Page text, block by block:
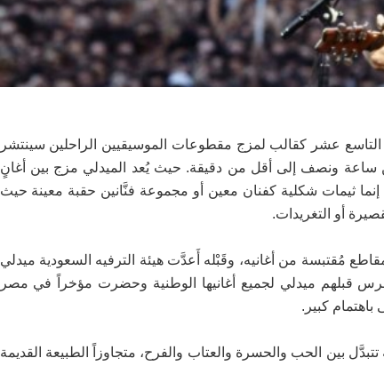
عشر كقالب لمزج مقطوعات الموسيقيين الراحلين سينتشر
ساعة ونصف إلى أقل من دقيقة. حيث يُعد الميدلي مزج بين أغانٍ
إنما ثيمات شكلية كفنان معين أو مجموعة فنَّانين حقبة معينة حيث
أو التغريدات.
مُقتبسة من أغانيه، وقَبْله أَعدَّت هيئة الترفيه السعودية ميدلي
قبلهم ميدلي لجميع أغانيها الوطنية وحضرت مؤخراً في مصر
كبير.
بين الحب والحسرة والعتاب والفرح، متجاوزاً الطبيعة القديمة